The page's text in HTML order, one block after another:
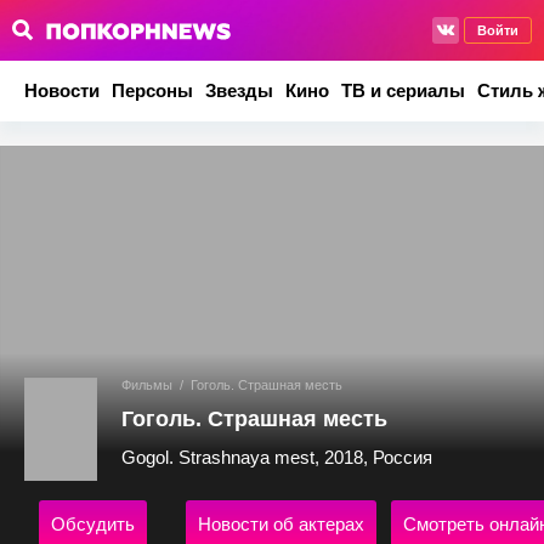
Войти
Новости Персоны Звезды Кино ТВ и сериалы Стиль
Фильмы / Гоголь. Страшная месть
Гоголь. Страшная месть
Gogol. Strashnaya mest, 2018, Россия
Обсудить Новости об актерах Смотреть